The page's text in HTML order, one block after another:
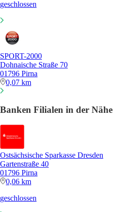
geschlossen
SPORT-2000
Dohnaische Straße 70
01796 Pirna
0,07 km
Banken Filialen in der Nähe
Ostsächsische Sparkasse Dresden
Gartenstraße 40
01796 Pirna
0,06 km
geschlossen